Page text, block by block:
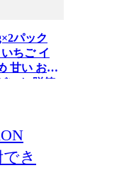
パック
ちご イ
甘い おい
ント 贈答
県 前橋市
き